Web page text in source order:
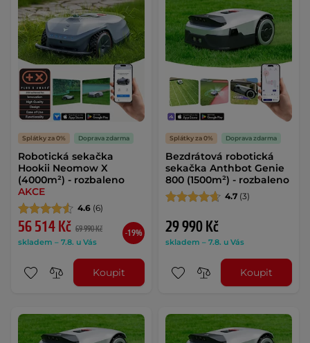
Splátky za 0% Doprava zdarma
Robotická sekačka
Hookii Neomow X
(4000m²) - rozbaleno
AKCE
4.6 (6)
56 514 Kč 69 990 Kč
skladem – 7.8. u Vás
-19%
Koupit
Splátky za 0% Doprava zdarma
Bezdrátová robotická
sekačka Anthbot Genie
800 (1500m²) - rozbaleno
4.7 (3)
29 990 Kč
skladem – 7.8. u Vás
Koupit